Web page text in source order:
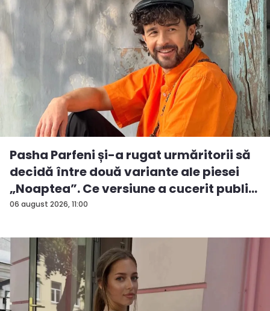
06 august 2026, 11:00
Pasha Parfeni și-a rugat urmăritorii să
decidă între două variante ale piesei
„Noaptea”. Ce versiune a cucerit publi...